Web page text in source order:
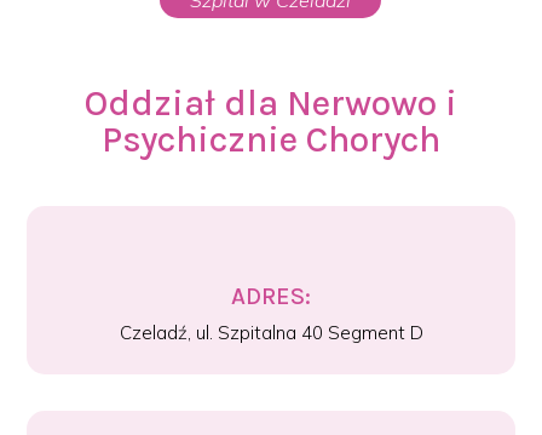
Oddział dla Nerwowo i
Psychicznie Chorych
ADRES:
Czeladź, ul. Szpitalna 40 Segment D